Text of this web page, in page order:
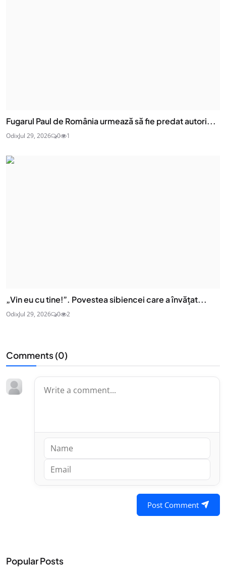
Fugarul Paul de România urmează să fie predat autori...
OdixJul 29, 2026 0 1
„Vin eu cu tine!”. Povestea sibiencei care a învățat...
OdixJul 29, 2026 0 2
Comments (0)
Post Comment
Popular Posts